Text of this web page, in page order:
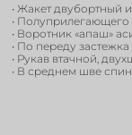
• Жакет двубортный
•
• Воротник «апаш»
• По переду
• Рукав втачной,
• В среднем шве